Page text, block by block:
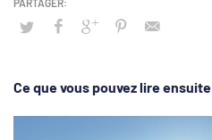
Ce que vous pouvez lire ensuite